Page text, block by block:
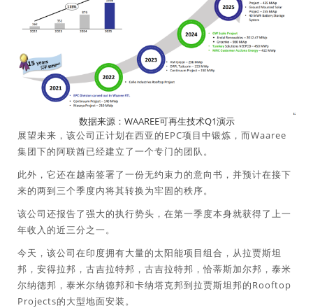
数据来源：WAAREE可再生技术Q1演示
展望未来，该公司正计划在西亚的EPC项目中锻炼，而Waaree
集团下的阿联酋已经建立了一个专门的团队。
此外，它还在越南签署了一份无约束力的意向书，并预计在接下
来的两到三个季度内将其转换为牢固的秩序。
该公司还报告了强大的执行势头，在第一季度本身就获得了上一
年收入的近三分之一。
今天，该公司在印度拥有大量的太阳能项目组合，从拉贾斯坦
邦，安得拉邦，古吉拉特邦，古吉拉特邦，恰蒂斯加尔邦，泰米
尔纳德邦，泰米尔纳德邦和卡纳塔克邦到拉贾斯坦邦的Rooftop
Projects的大型地面安装。